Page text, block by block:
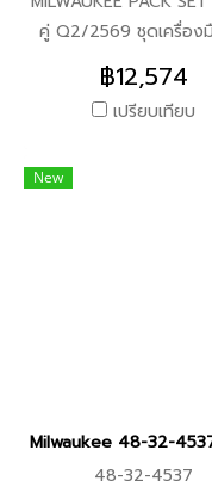
คู่ Q2/2569 ชุดเครื่อง
คุ้มจาก Milwaukee Tool
M12 FUEL ครบทั้งงานเจา
งานขัน ขนาดกะทัดรัด แร
งานช่าง และงานใช้งานทั่
M12 FPD2 แรงบิดสูง
Nm ความเร็วรอบสูงสุด
฿12,574
เปรียบเทียบ
New
Milwaukee 48-32-
48-32-4537